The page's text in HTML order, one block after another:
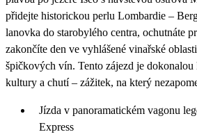
přidejte historickou perlu Lombardie –
lanovka do starobylého centra, ochutnáte
zakončíte den ve vyhlášené vinařské
špičkových vín. Tento zájezd je
kultury a chutí – zážitek, na který
Jízda v panoramatickém vagonu
Express